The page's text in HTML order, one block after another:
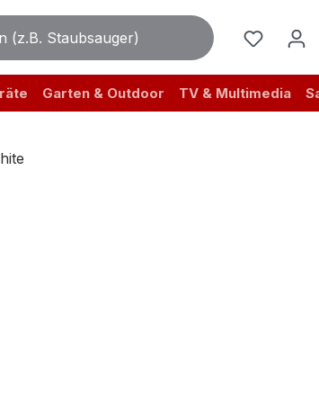
Garten & Outdoor TV & Multimedia